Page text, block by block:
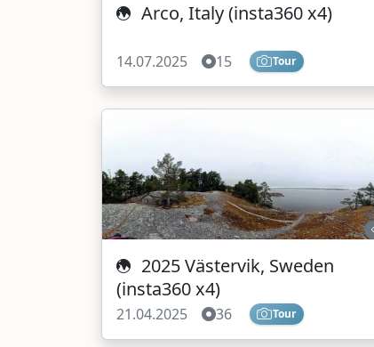
Arco, Italy (insta360 x4)
14.07.2025 15 Tour
2025 Västervik, Sweden
(insta360 x4)
21.04.2025 36 Tour